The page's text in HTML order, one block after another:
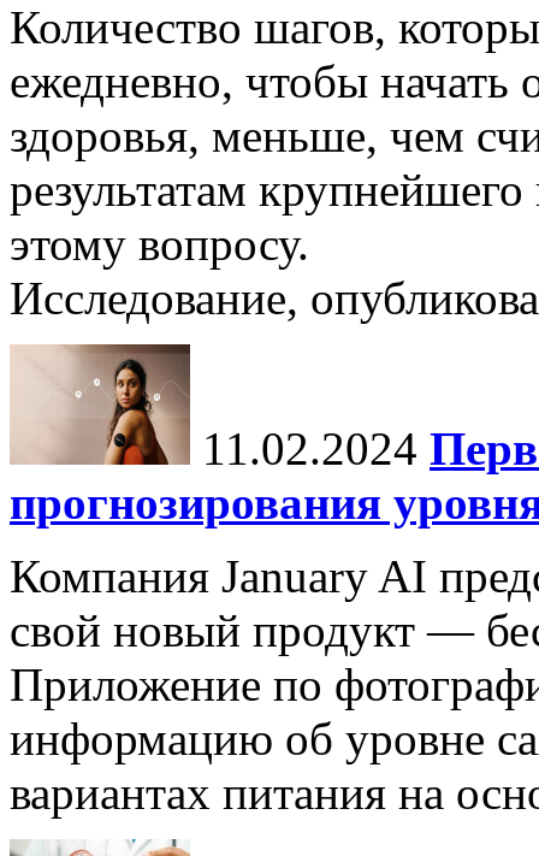
Количество шагов,
ежедневно, чтобы начать
здоровья, меньше, чем
результатам
этому вопросу.
Исследование,
11.02.2024
прогнозирования
Компания January AI
свой новый продукт —
Приложение по
информацию об уровне
вариантах питания на